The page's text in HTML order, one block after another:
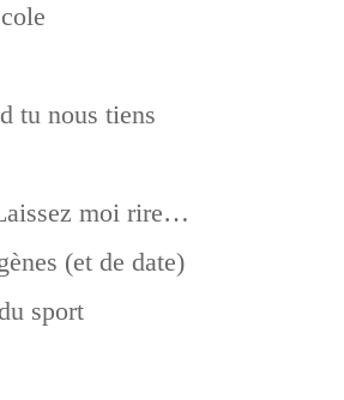
tu nous tiens
moi rire…
(et de date)
sport